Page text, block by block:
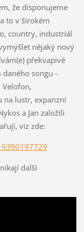
že disponujeme
to v širokém
country, industriál
nějaký nový
překvapivé
daného songu -
Velofon,
na lustr, expanzní
a Jan založili
viz zde:
další